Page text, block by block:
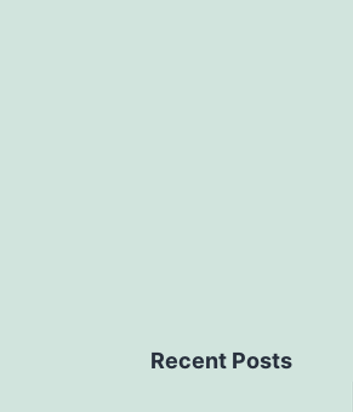
Recent Posts